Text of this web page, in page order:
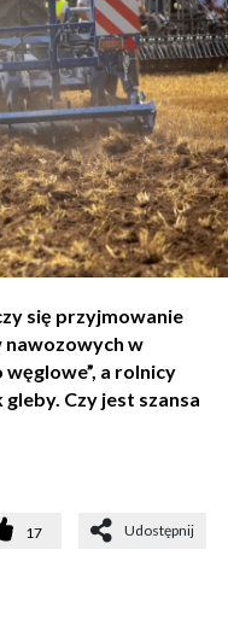
się przyjmowanie
nawozowych w
a rolnicy
Czy jest szansa
17 Udostępnij